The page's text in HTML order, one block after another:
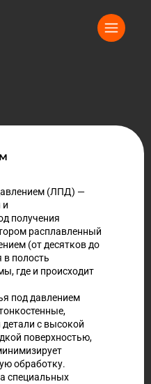
(ЛПД) —
и
получения
расплавленный
(от десятков до
полость
где и происходит
под давлением
с высокой
поверхностью,
обработку.
специальных